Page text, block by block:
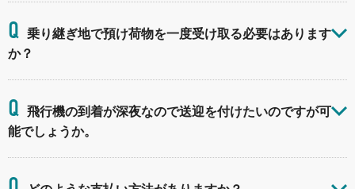
Q 乗り継ぎ地で預け荷物を一度受け取る必要はあります
か？
Q 飛行機の到着が深夜なので送迎を付けたいのですが可
能でしょうか。